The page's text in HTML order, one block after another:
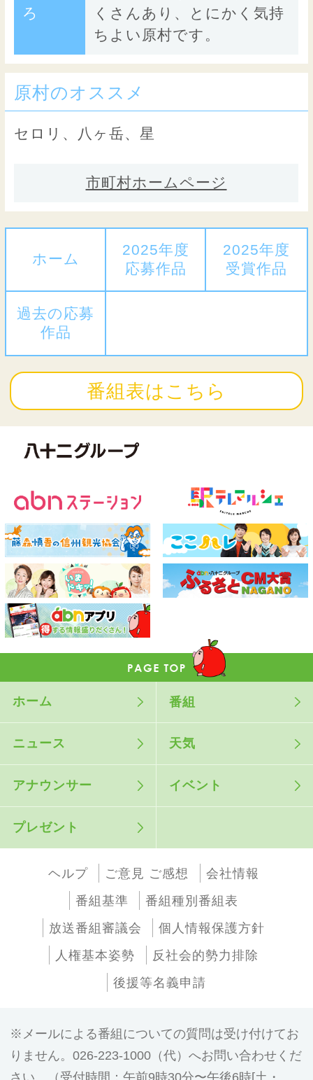
ろ
くさんあり、とにかく気持
ちよい原村です。
原村のオススメ
セロリ、八ヶ岳、星
市町村ホームページ
ホーム
2025年度
応募作品
2025年度
受賞作品
過去の応募
作品
番組表はこちら
ホーム 番組
ニュース 天気
アナウンサー イベント
プレゼント
ヘルプ ご意見 ご感想
会社情報
番組基準
番組種別番組表
放送番組審議会
個人情報保護方針
人権基本姿勢
反社会的勢力排除
後援等名義申請
メールによる番組についての質問は受け付けてお
りません。026-223-1000（代）へお問い合わせくだ